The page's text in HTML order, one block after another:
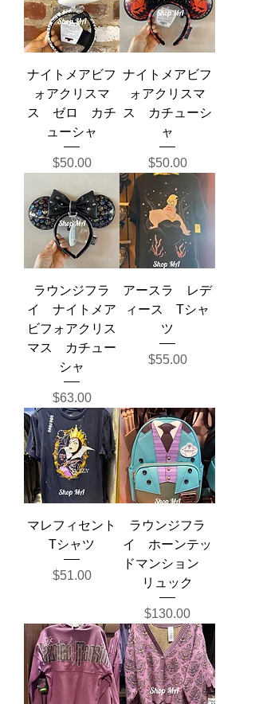
ナイトメアビフ
ォアクリスマ
ス ゼロ カチ
ューシャ
Price
$50.00
ナイトメアビフ
ォアクリスマ
ス カチューシ
ャ
Price
$50.00
ラウンジフラ
イ ナイトメア
ビフォアクリス
マス カチュー
シャ
Price
$63.00
アースラ レデ
ィース Tシャ
ツ
Price
$55.00
マレフィセント
Tシャツ
Price
$51.00
ラウンジフラ
イ ホーンテッ
ドマンション
リュック
Price
$130.00